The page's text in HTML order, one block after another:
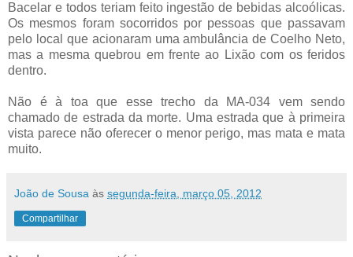
Bacelar e todos teriam feito ingestão de bebidas alcoólicas.
Os mesmos foram socorridos por pessoas que passavam
pelo local que acionaram uma ambulância de Coelho Neto,
mas a mesma quebrou em frente ao Lixão com os feridos
dentro.
Não é à toa que esse trecho da MA-034 vem sendo
chamado de estrada da morte. Uma estrada que à primeira
vista parece não oferecer o menor perigo, mas mata e mata
muito.
João de Sousa às segunda-feira, março 05, 2012
Compartilhar